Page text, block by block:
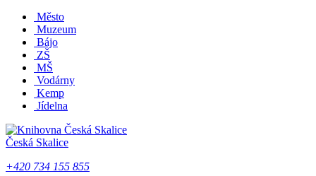
Město
Muzeum
Bájo
ZŠ
MŠ
Vodárny
Kemp
Jídelna
Česká Skalice
+420 734 155 855